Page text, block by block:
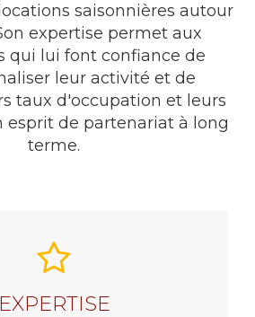
saisonnières autour
expertise permet aux
qui lui font confiance de
leur activité et de
taux d'occupation et leurs
esprit de partenariat à long
terme.
EXPERTISE